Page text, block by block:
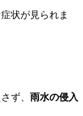
状が見られま
ず、 雨水の侵入